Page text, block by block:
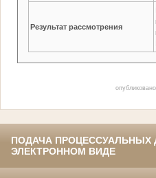
Результат рассмотрения
ПОДАЧА ПРОЦЕССУАЛЬНЫХ
ЭЛЕКТРОННОМ ВИДЕ